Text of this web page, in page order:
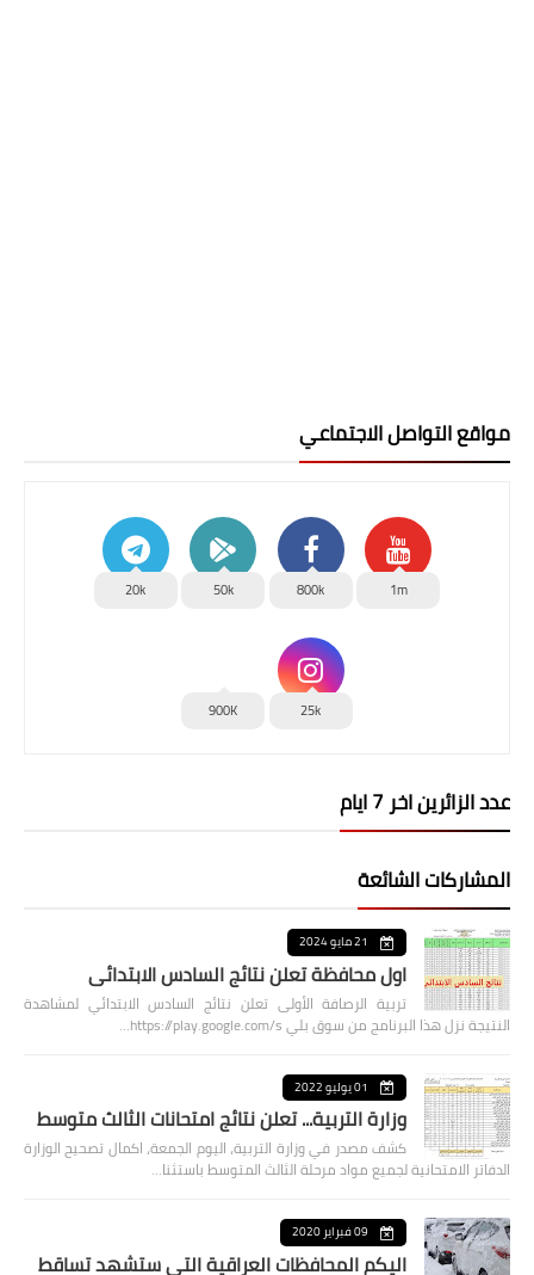
مواقع التواصل الاجتماعي
1m
800k
50k
20k
25k
900K
عدد الزائرين اخر 7 ايام
المشاركات الشائعة
21 مايو 2024
اول محافظة تعلن نتائج السادس الابتدائي
تربية الرصافة الأولى تعلن نتائج السادس الابتدائي لمشاهدة
النتيجة نزل هذا البرنامج من سوق بلي https://play.google.com/s…
01 يوليو 2022
وزارة التربية... تعلن نتائج امتحانات الثالث متوسط
كشف مصدر في وزارة التربية، اليوم الجمعة، اكمال تصحيح الوزارة
الدفاتر الامتحانية لجميع مواد مرحلة الثالث المتوسط باستثنا…
09 فبراير 2020
اليكم المحافظات العراقية التي ستشهد تساقط